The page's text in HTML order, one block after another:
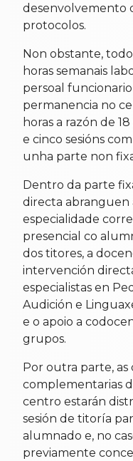
desenvolvemento
protocolos.
Non obstante,
horas semanais
persoal
permanencia no
horas a razón de
e cinco sesións
unha parte non
Dentro da parte
directa abranguen
especialidade
presencial co
dos titores, a
intervención
especialistas en
Audición e
e o apoio a
grupos.
Por outra parte, as
complementarias
centro estarán
sesión de titoría
alumnado e, no
previamente